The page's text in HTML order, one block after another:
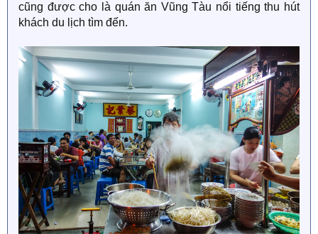
cũng được cho là quán ăn Vũng Tàu nổi tiếng thu hút
khách du lịch tìm đến.